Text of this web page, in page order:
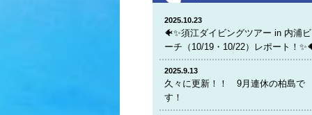
2025.10.23
🐠✨須江ダイビングツアー in 内浦ビ
ーチ（10/19・10/22）レポート！
2025.9.13
久々に更新！！ 9月連休の柏島で
す！